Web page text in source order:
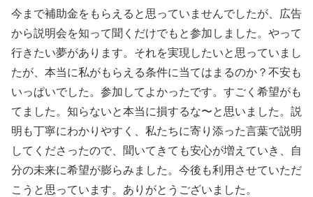
今まで補助金をもらえると思っていませんでしたが、広告
から説明会を知って聞くだけでもと参加しました。やって
行きたい夢があります。それを実現したいと思っていまし
たが、本当に私がもらえる条件に当てはまるのか？不安も
いっぱいでした。参加してよかったです。すごく希望がも
てました。知らないと本当に損するな〜と思いました。説
明も丁寧にわかりやすく、私たちに寄り添った言葉で説明
してくださったので、聞いてきても安心が増えていき、自
分の未来に希望が膨らみました。今後も利用させていただ
こうと思っています。ありがとうございました。